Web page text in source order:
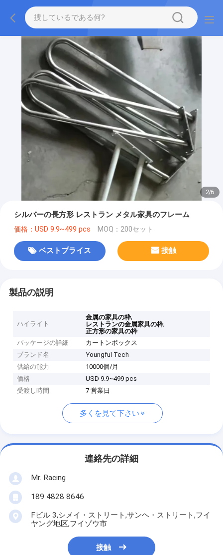
2/6
シルバーの長方形 レストラン メタル家具のフレーム
価格：USD 9.9~499 pcs MOQ：200セット
ベストプライス 接触
製品の説明
ハイライト
金属の家具の枠,
レストランの金属家具の枠,
正方形の家具の枠
パッケージの詳細
カートンボックス
ブランド名
Youngful Tech
供給の能力
10000個/月
価格
USD 9.9~499 pcs
受渡し時間
7 営業日
多くを見て下さい
連絡先の詳細
Mr. Racing
189 4828 8646
Fビル 3,シメイ・ストリート,サンヘ・ストリート,フイ
ヤング地区,フイゾウ市
接触